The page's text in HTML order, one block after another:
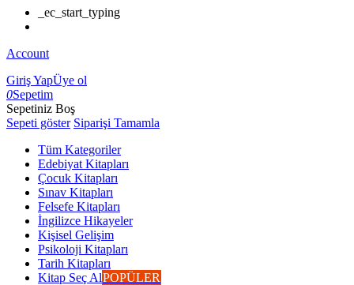
_ec_start_typing
Account
Giriş YapÜye ol
0Sepetim
Sepetiniz Boş
Sepeti göster Siparişi Tamamla
Tüm Kategoriler
Edebiyat Kitapları
Çocuk Kitapları
Sınav Kitapları
Felsefe Kitapları
İngilizce Hikayeler
Kişisel Gelişim
Psikoloji Kitapları
Tarih Kitapları
Kitap Seç AlPOPÜLER